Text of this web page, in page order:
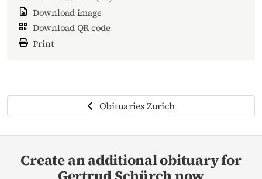
Download image
Download QR code
Print
Obituaries Zurich
Create an additional obituary for